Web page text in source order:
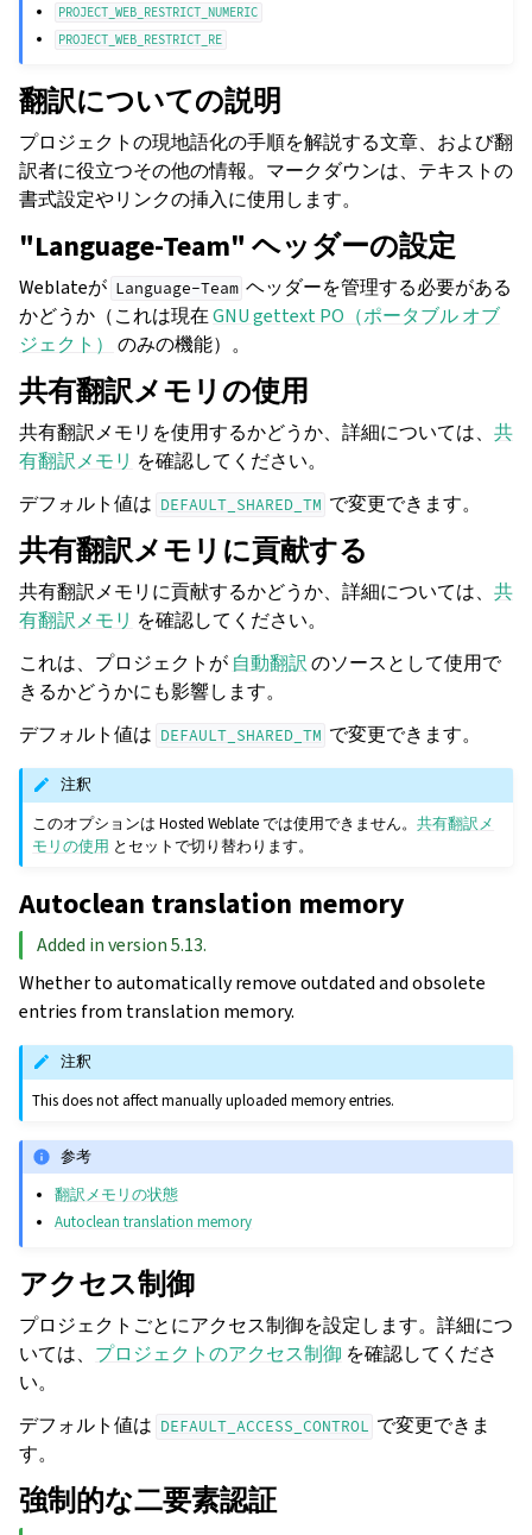
PROJECT_WEB_RESTRICT_NUMERIC
PROJECT_WEB_RESTRICT_RE
翻訳についての説明
プロジェクトの現地語化の手順を解説する文章、および翻
訳者に役立つその他の情報。マークダウンは、テキストの
書式設定やリンクの挿入に使用します。
"Language-Team" ヘッダーの設定
Weblateが Language-Team ヘッダーを管理する必要がある
かどうか（これは現在GNU gettext PO（ポータブル オブ
ジェクト）
のみの機能）。
共有翻訳メモリの使用
共有翻訳メモリを使用するかどうか、詳細については、 共
有翻訳メモリ を確認してください。
デフォルト値は DEFAULT_SHARED_TM で変更できます。
共有翻訳メモリに貢献する
共有翻訳メモリに貢献するかどうか、詳細については、 共
有翻訳メモリ を確認してください。
これは、プロジェクトが 自動翻訳 のソースとして使用で
きるかどうかにも影響します。
デフォルト値は DEFAULT_SHARED_TM で変更できます。
注釈
このオプションは Hosted Weblate では使用できません。共有翻訳メ
モリの使用 とセットで切り替わります。
Autoclean translation memory
Added in version 5.13.
Whether to automatically remove outdated and obsolete
entries from translation memory.
注釈
This does not affect manually uploaded memory entries.
参考
翻訳メモリの状態
Autoclean translation memory
アクセス制御
プロジェクトごとにアクセス制御を設定します。詳細につ
いては、 プロジェクトのアクセス制御 を確認してくださ
い。
デフォルト値は DEFAULT_ACCESS_CONTROL で変更できま
す。
強制的な二要素認証